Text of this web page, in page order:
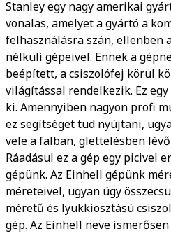
Stanley egy nagy amerikai
vonalas, amelyet a gyártó a
felhasználásra szán, ellenben
nélküli gépeivel. Ennek a
beépített, a csiszolófej körül
világítással rendelkezik. Ez
ki. Amennyiben nagyon profi
ez segítséget tud nyújtani,
vele a falban, glettelésben
Ráadásul ez a gép egy picivel
gépünk. Az Einhell gépünk
méreteivel, ugyan úgy
méretű és lyukkiosztású
gép. Az Einhell neve